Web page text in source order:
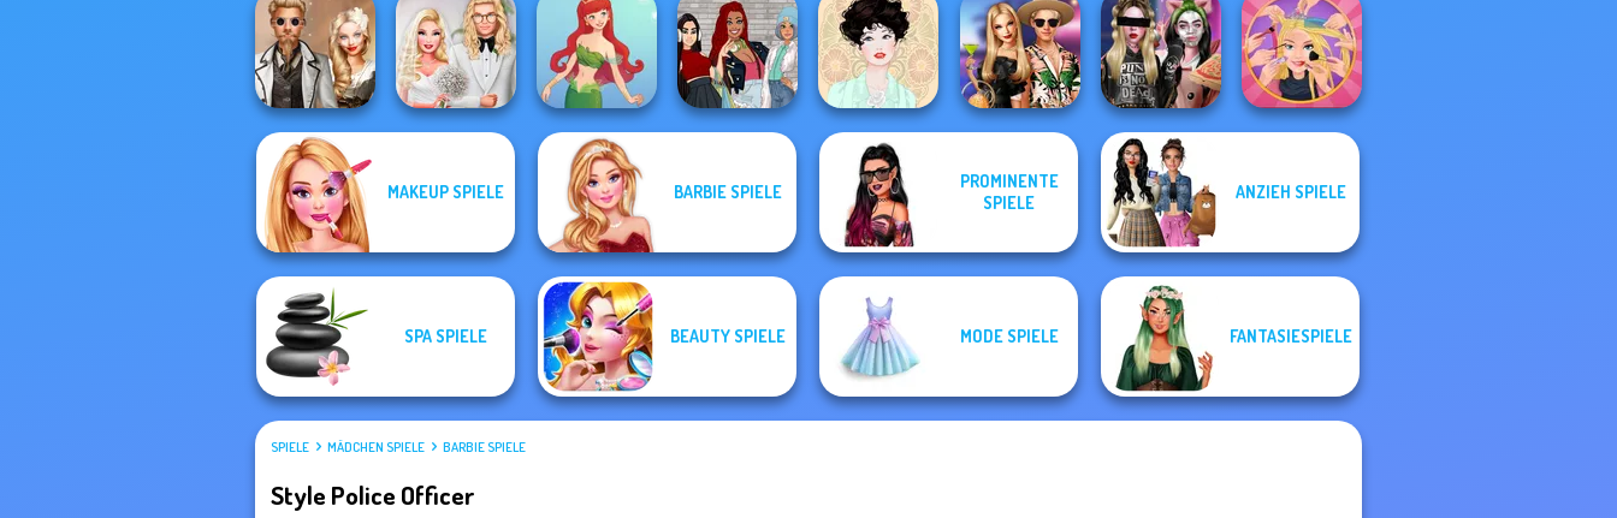
Steampunk
Wedding
Babs' Spring
Cute Mermaid
The Fly Squad:
Belle Époque
BFFs' Birthday
Bash For Babs
Billie's Weekly
Planner
Extreme
MAKEUP SPIELE BARBIE SPIELE
PROMINENTE
SPIELE
ANZIEH SPIELE
SPA SPIELE BEAUTY SPIELE MODE SPIELE FANTASIESPIELE
SPIELE MÄDCHEN SPIELE BARBIE SPIELE
Style Police Officer